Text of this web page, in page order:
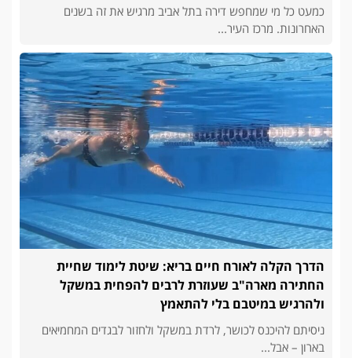
כמעט כל מי שמחפש דירה בתל אביב מרגיש את זה בשנים
האחרונות. מרכז העיר...
הדרך הקלה לאורח חיים בריא: שיטת לימוד שחיית
החתירה מארה"ב שעוזרת לרבים להפחית במשקל
ולהרגיש במיטבם בלי להתאמץ
ניסיתם להיכנס לכושר, לרדת במשקל ולחזור לבגדים המחמיאים
בארון – אבל...